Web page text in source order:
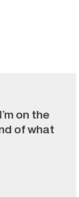
on the
of what